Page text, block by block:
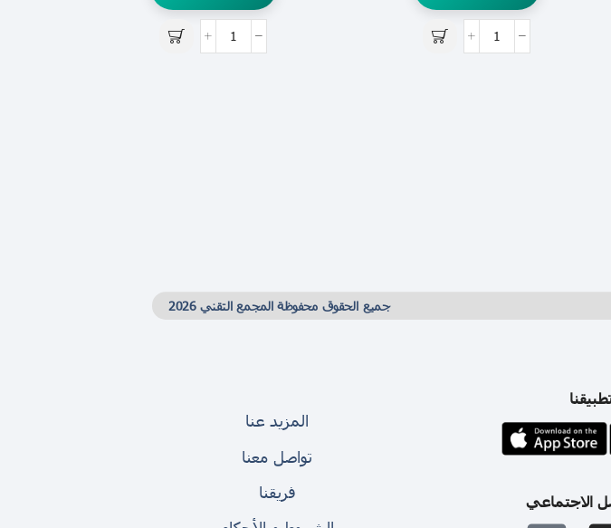
جميع الحقوق محفوظة المجمع التقني 2026
الاجتماعي
المزيد عنا
تواصل معنا
فريقنا